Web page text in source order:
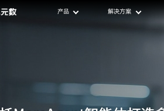
产品 解决方案